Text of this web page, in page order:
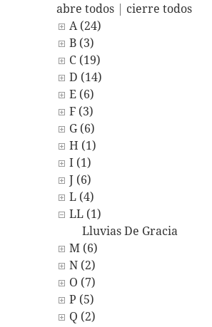
abre todos | cierre todos
A (24)
B (3)
C (19)
D (14)
E (6)
F (3)
G (6)
H (1)
I (1)
J (6)
L (4)
LL (1)
Lluvias De Gracia
M (6)
N (2)
O (7)
P (5)
Q (2)